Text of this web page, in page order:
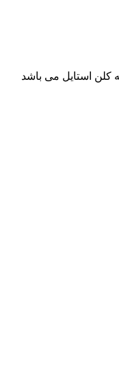
استایل می باشد